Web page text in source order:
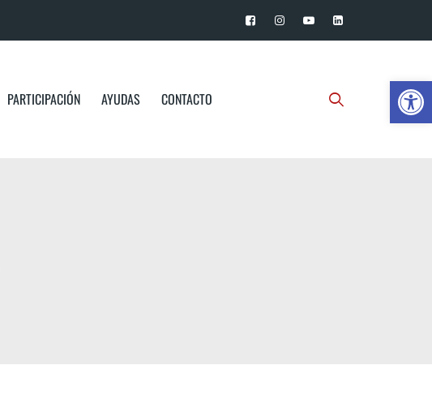
PARTICIPACIÓN AYUDAS CONTACTO